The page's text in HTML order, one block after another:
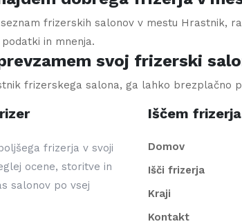
frizerskih salonov v mestu Hrastnik,
in mnenja.
svoj frizerski
frizerskega salona, ga lahko brezplačno
frizerja v svoji
ocene, storitve in
salonov po vsej
Iščem frizerja
Domov
Išči frizerja
Kraji
Kontakt